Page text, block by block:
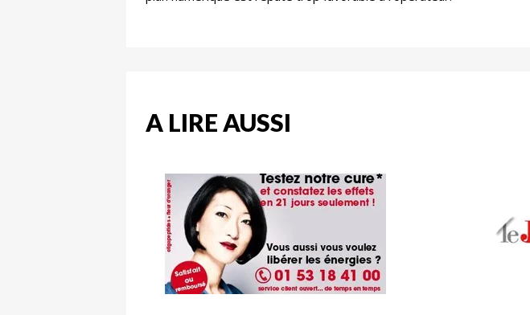
A LIRE AUSSI